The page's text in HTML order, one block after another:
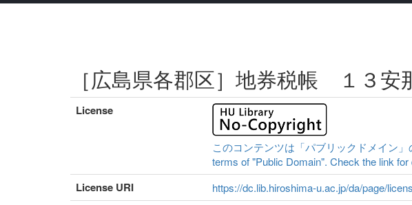
［広島県各郡区］地券税帳 １３安
License
このコンテンツは「パブリックドメイン
terms of "Public Domain". Check the link for
License URI https://dc.lib.hiroshima-u.ac.jp/da/page/